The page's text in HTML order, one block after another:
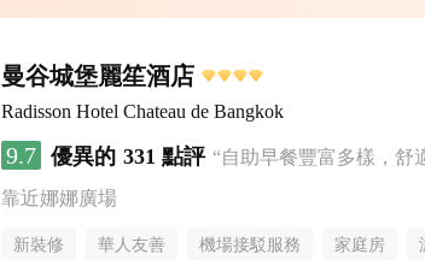
曼谷城堡麗笙酒店
Radisson Hotel Chateau de Bangkok
9.7 優異的 331 點評 “自助早餐豐富多樣，舒
靠近娜娜廣場
新裝修 華人友善 機場接駁服務 家庭房